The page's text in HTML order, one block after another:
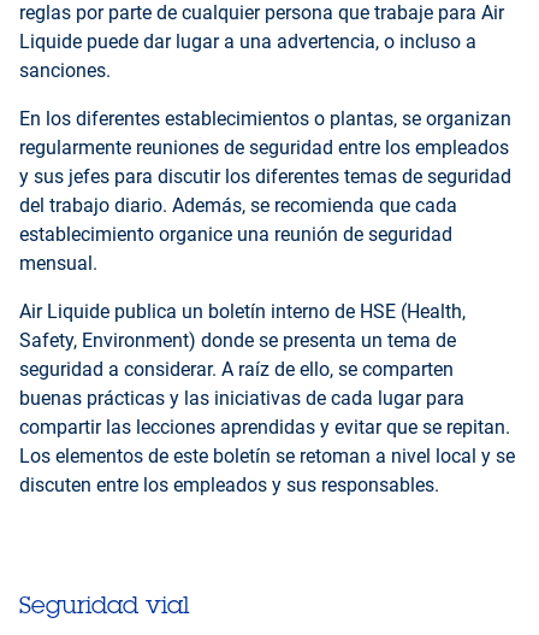
reglas por parte de cualquier persona que trabaje para Air
Liquide puede dar lugar a una advertencia, o incluso a
sanciones.
En los diferentes establecimientos o plantas, se organizan
regularmente reuniones de seguridad entre los empleados
y sus jefes para discutir los diferentes temas de seguridad
del trabajo diario. Además, se recomienda que cada
establecimiento organice una reunión de seguridad
mensual.
Air Liquide publica un boletín interno de HSE (Health,
Safety, Environment) donde se presenta un tema de
seguridad a considerar. A raíz de ello, se comparten
buenas prácticas y las iniciativas de cada lugar para
compartir las lecciones aprendidas y evitar que se repitan.
Los elementos de este boletín se retoman a nivel local y se
discuten entre los empleados y sus responsables.
Seguridad vial